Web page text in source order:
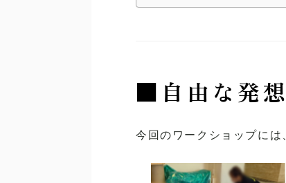
■ 自由な発
今回のワークショップには